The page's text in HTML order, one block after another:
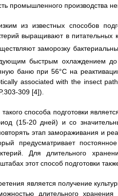
промышленного производства
из известных способов
выращивают в
заморозку
быстрым охлаждением
баню при 56°С на
associated with the insect
309 [4]).
способа подготовки
(15-20 дней) и со
этап замораживания и
предусматривает
Для длительного
этот способ подготовки
является получение
длительного